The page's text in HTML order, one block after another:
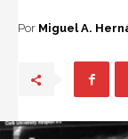
Por Miguel A.